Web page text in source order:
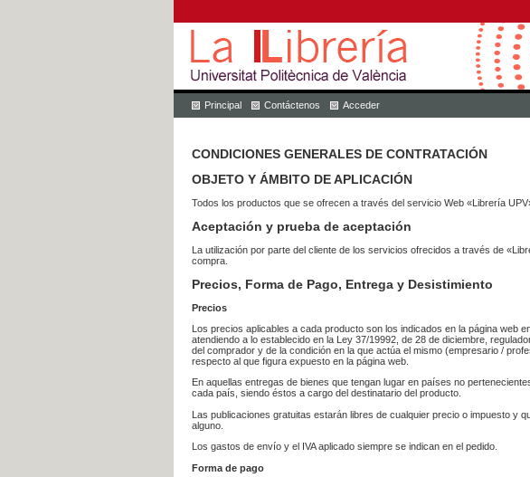
Principal Contáctenos Acceder
CONDICIONES GENERALES DE CONTRATACIÓN
OBJETO Y ÁMBITO DE APLICACIÓN
Todos los productos que se ofrecen a través del servicio Web «Librería
Aceptación y prueba de aceptación
La utilización por parte del cliente de los servicios ofrecidos a través de
compra.
Precios, Forma de Pago, Entrega y Desistimiento
Precios
Los precios aplicables a cada producto son los indicados en la página web
atendiendo a lo establecido en la Ley 37/19992, de 28 de diciembre,
del comprador y de la condición en la que actúa el mismo (empresario /
respecto al que figura expuesto en la página web.
En aquellas entregas de bienes que tengan lugar en países no
cada país, siendo éstos a cargo del destinatario del producto.
Las publicaciones gratuitas estarán libres de cualquier precio o impuesto y
alguno.
Los gastos de envío y el IVA aplicado siempre se indican en el pedido.
Forma de pago